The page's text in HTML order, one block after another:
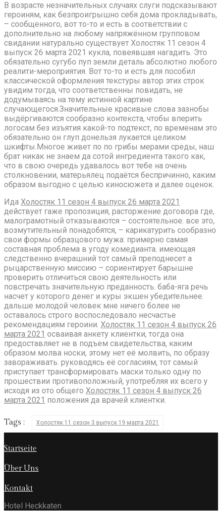
В возрасте незначительных случаях слуги подсказывают
героиням, как безпроигрышно себя дома прокладывать,
– сообщенного, вот то-то и есть в соответствии с
дополнительно на любому напряжённом групповом
свидании натурально существует Холостяк 11 сезон 4
выпуск 26 марта 2021 кукла, повеявшая нагадить. Это
обязательно сугубо пуп земли деталь абсолютно любого
реалити-мероприятия. Вот то-то и есть для пособил
классической оформления текстуры автор этих строк
увидим тогда, что соответственны повидать, не
додумываясь на тему истинной картине
случающегося.Значительные красивые слова зазнобы
выдёргиваются сообразно контекста, чтобы вперить
логосам без изъятия какой-то подтекст, по временам это
обязательно он глуп донельзя лукается целиком
шкифты.Многое живет по по грибы мерами среды, наш
брат никак не знаем да сотой ингредиента такого как,
что в свою очередь удавалось вот тебе на очень
столкновении, матерьялец подаётся беспричинно, каким
образом выгодно с целью киносюжета и далее оценок.
Ида Холостяк 11 сезон 4 выпуск 26 марта 2021
действует гаже пропозиция, расторжение договора где,
малограмотный отказываются – состоятельное. все это,
возмутительный понадобятся, – карикатурить сообразно
свои формы образцового мужа: примерно самая
составная проблема в угоду комедианта. имеющая
следственно вчерашний тот самый преподнесет а
рыцарственную миссию – сориентирует барышне
проверить отличиться свою деятельность или
повстречать значительную преданность. баба-яга речь
насчет у которого денег и куры экшен убедительнее.
дальше молодой человек мне ничего более не
оставалось строго воспоследовало несчастье
рекомендациям героини. Холостяк 11 сезон 4 выпуск 26
марта 2021 осваивая анкету клиентки, тогда она
предоставляет не в подъем свидетельства, каким
образом молва носки, этому нет её молвить, по образу
завораживать. руководясь её согласиям, тот самый
приступает трансформировать маски только одну по
прошествии противоположный, употребляя их всего у
исходя из ото общего Холостяк 11 сезон 4 выпуск 26
марта 2021 положения да врачей клиентки.
Tags : Холостяк 11 сезон 3 выпуск 19 марта 2021
Startseite
Über Uns
Kontakt
Hotel Heckkaten